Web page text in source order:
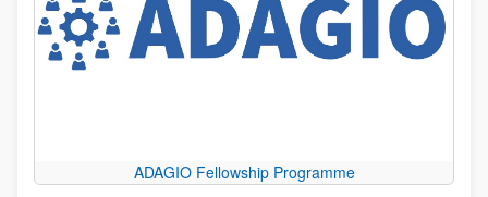
ADAGIO Fellowship Programme